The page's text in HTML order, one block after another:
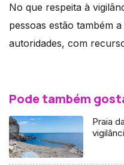
No que respeita à
pessoas estão também
autoridades, com
Pode também
Praia